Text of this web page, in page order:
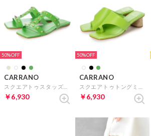
50%
CARRANO
￥6,930
50%
CARRANO
￥6,930